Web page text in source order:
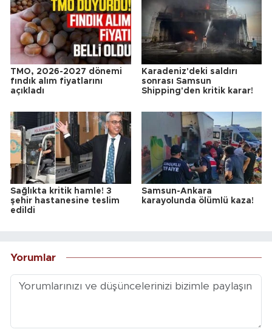
TMO, 2026-2027 dönemi
fındık alım fiyatlarını
açıkladı
Karadeniz'deki saldırı
sonrası Samsun
Shipping'den kritik karar!
Sağlıkta kritik hamle! 3
şehir hastanesine teslim
edildi
Samsun-Ankara
karayolunda ölümlü kaza!
Yorumlar